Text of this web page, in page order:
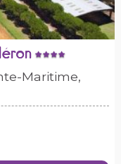
Maritime,